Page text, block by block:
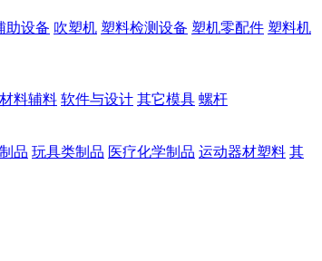
助设备 吹塑机 塑料检测设备 塑机零配件 塑料机
材料辅料 软件与设计 其它模具 螺杆
品 玩具类制品 医疗化学制品 运动器材塑料 其